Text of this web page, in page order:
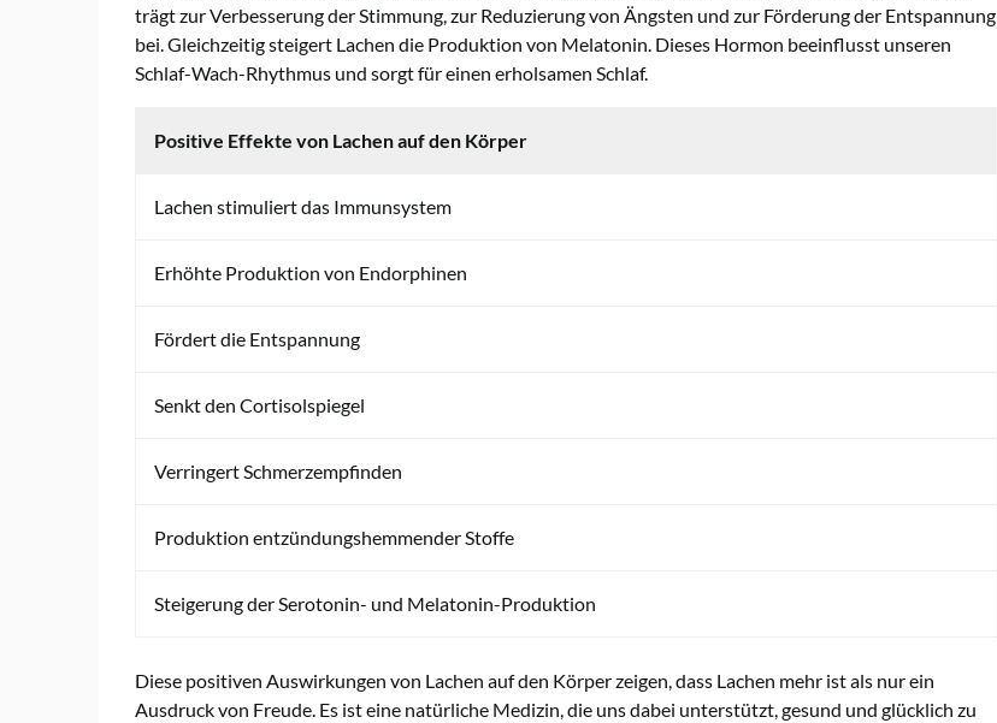
trägt zur Verbesserung der Stimmung, zur Reduzierung von Ängsten und zur Förderung der Entspannung
bei. Gleichzeitig steigert Lachen die Produktion von Melatonin. Dieses Hormon beeinflusst unseren
Schlaf-Wach-Rhythmus und sorgt für einen erholsamen Schlaf.
Positive Effekte von Lachen auf den Körper
Lachen stimuliert das Immunsystem
Erhöhte Produktion von Endorphinen
Fördert die Entspannung
Senkt den Cortisolspiegel
Verringert Schmerzempfinden
Produktion entzündungshemmender Stoffe
Steigerung der Serotonin- und Melatonin-Produktion
Diese positiven Auswirkungen von Lachen auf den Körper zeigen, dass Lachen mehr ist als nur ein
Ausdruck von Freude. Es ist eine natürliche Medizin, die uns dabei unterstützt, gesund und glücklich zu